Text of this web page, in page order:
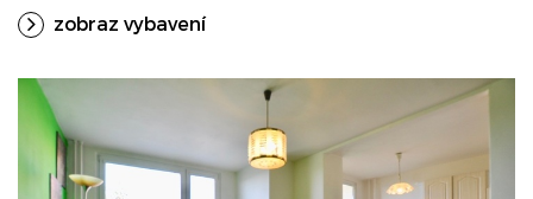
zobraz vybavení